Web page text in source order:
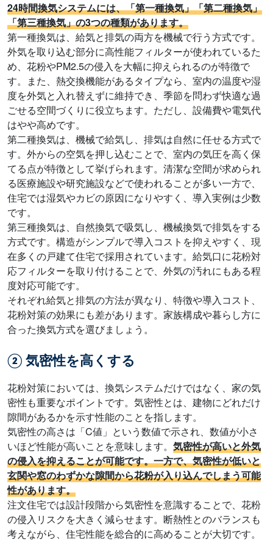
24時間換気システムには、「第一種換気」「第二種換気」
「第三種換気」の3つの種類があります。
第一種換気は、給気と排気の両方を機械で行う方式です。
外気を取り込む部分に高性能フィルターが使われているた
め、花粉やPM2.5の侵入を大幅に抑えられるのが特徴で
す。また、熱交換機能があるタイプなら、室内の温度や湿
度を外気と入れ替えずに維持でき、季節を問わず快適な過
ごせる空間づくりに役立ちます。ただし、設備費や電気代
はやや高めです。
第二種換気は、機械で給気し、排気は自然に任せる方式で
す。外からの空気を押し込むことで、室内の気圧を高く保
てる点が特徴として挙げられます。清潔な空間が求められ
る医療施設や研究施設などで使われることが多い一方で、
住宅では湿気やカビの原因になりやすく、導入実例は少数
です。
第三種換気は、自然換気で吸気し、機械換気で排気をする
方式です。構造がシンプルで導入コストを抑えやすく、現
在多くの戸建て住宅で採用されています。給気口に花粉対
応フィルターを取り付けることで、外気の汚れにもある程
度対応可能です。
それぞれ給気と排気の方法が異なり、特徴や導入コスト、
花粉対策の効果にも差があります。家族構成や暮らし方に
合った換気方式を選びましょう。
② 気密性を高くする
花粉対策においては、換気システムだけではなく、家の気
密性も重要なポイントです。気密性とは、建物にどれだけ
隙間があるかを示す性能のことを指します。
気密性の高さは「C値」という数値で示され、数値が小さ
いほど性能が高いことを意味します。 気密性が高いと外気
の侵入を抑えることが可能です。一方で、気密性が低いと
玄関や窓のわずかな隙間から花粉が入り込んでしまう可能
性があります。
注文住宅では設計段階から気密性を意識することで、花粉
の侵入リスクを大きく減らせます。断熱性とのバランスも
考えながら、住宅性能を総合的に高めることが大切です。